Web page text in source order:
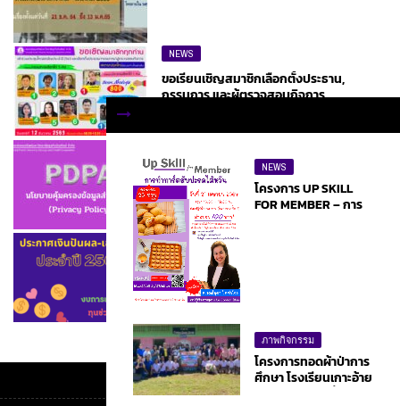
NEWS
ขอเรียนเชิญสมาชิกเลือกตั้งประธาน,
กรรมการ และผู้ตรวจสอบกิจการ
สหกรณ์ออมทรัพย์ มธบ. จำกัด ประกาศ
นโยบายคุ้มครองข้อมูลส่วนบุคคล
NEWS
ประกาศเงินปันผล-เฉลี่ยคืน ประจำปี 2565
NEWS
โครงการ UP SKILL
FOR MEMBER – การ
ภาพกิจกรรม
โครงการทอดผ้าป่าการ
ศึกษา โรงเรียนเกาะอ้าย